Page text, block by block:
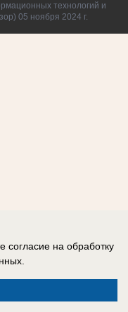
технологий и
05 ноября 2024 г.
согласие на обработку